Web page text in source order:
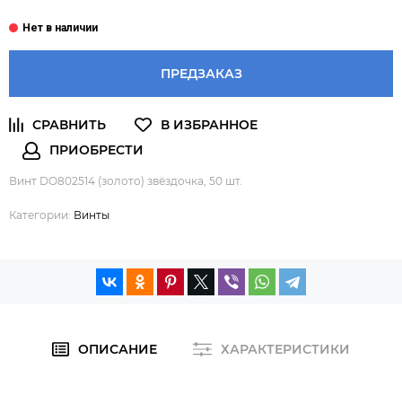
ПРЕДЗАКАЗ
Винт DO802514 (золото) звёздочка, 50 шт.
Категории: Винты
ОПИСАНИЕ ХАРАКТЕРИСТИКИ